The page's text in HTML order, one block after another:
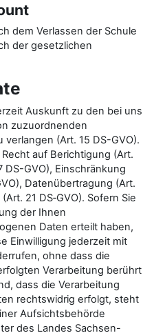
dem Verlassen der Schule
der gesetzlichen
Auskunft zu den bei uns
zuzuordnenden
(Art. 15 DS-GVO).
auf Berichtigung (Art.
DS-GVO), Einschränkung
Datenübertragung (Art.
21 DS‑GVO). Sofern Sie
der Ihnen
Daten erteilt haben,
Einwilligung jederzeit mit
ohne dass die
Verarbeitung berührt
dass die Verarbeitung
rechtswidrig erfolgt, steht
Aufsichtsbehörde
des Landes Sachsen-